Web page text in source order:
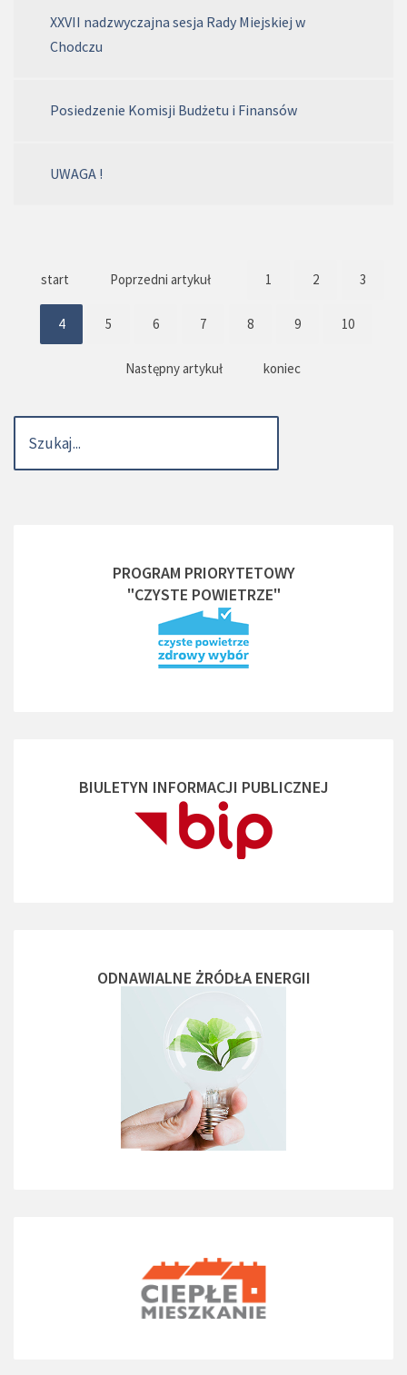
XXVII nadzwyczajna sesja Rady Miejskiej w
Chodczu
Posiedzenie Komisji Budżetu i Finansów
UWAGA !
start Poprzedni artykuł 1 2 3
4 5 6 7 8 9 10
Następny artykuł koniec
PROGRAM PRIORYTETOWY
"CZYSTE POWIETRZE"
BIULETYN INFORMACJI PUBLICZNEJ
ODNAWIALNE ŻRÓDŁA ENERGII